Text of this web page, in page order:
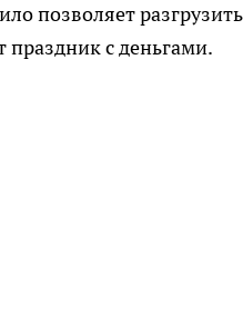
позволяет
с деньгами.